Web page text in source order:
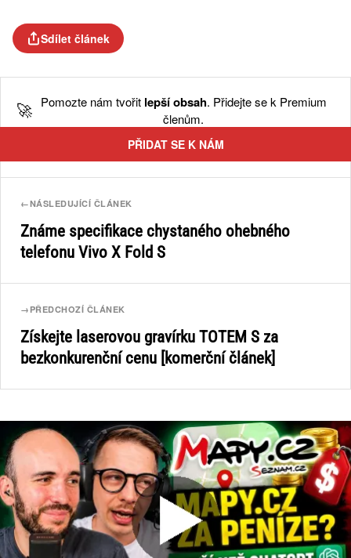
Sdílet článek
🚀 Pomozte nám tvořit lepší obsah. Přidejte se k Premium
členům.
PŘIDAT SE K NÁM
←NÁSLEDUJÍCÍ ČLÁNEK
Známe specifikace chystaného ohebného
telefonu Vivo X Fold S
→ PŘEDCHOZÍ ČLÁNEK
Získejte laserovou gravírku TOTEM S za
bezkonkurenční cenu [komerční článek]